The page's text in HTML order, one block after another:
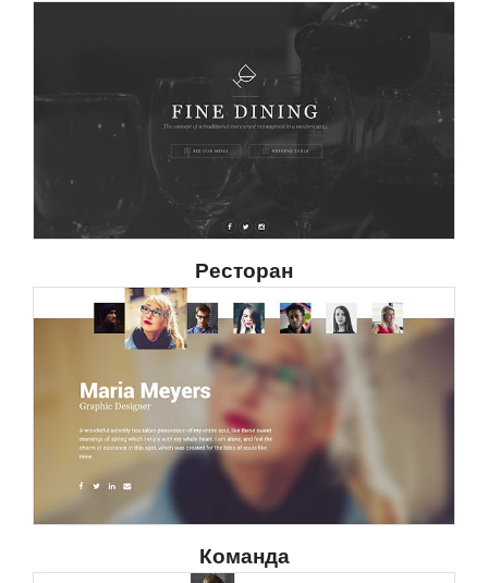
Ресторан
Команда